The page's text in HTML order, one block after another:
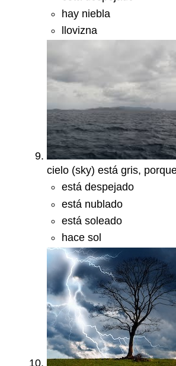
hay niebla
llovizna
cielo (sky) está gris,
está despejado
está nublado
está soleado
hace sol